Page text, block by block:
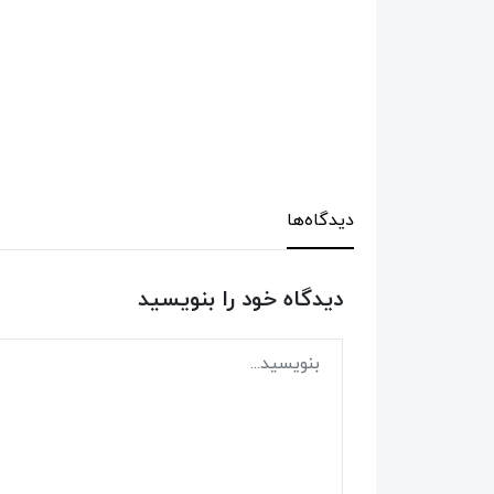
دیدگاه‌ها
دیدگاه خود را بنویسید